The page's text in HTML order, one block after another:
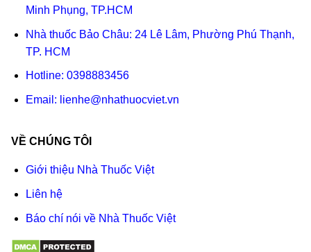
Minh Phụng, TP.HCM
Nhà thuốc Bảo Châu: 24 Lê Lâm, Phường Phú Thạnh,
TP. HCM
Hotline: 0398883456
Email: lienhe@nhathuocviet.vn
VỀ CHÚNG TÔI
Giới thiệu Nhà Thuốc Việt
Liên hệ
Báo chí nói về Nhà Thuốc Việt